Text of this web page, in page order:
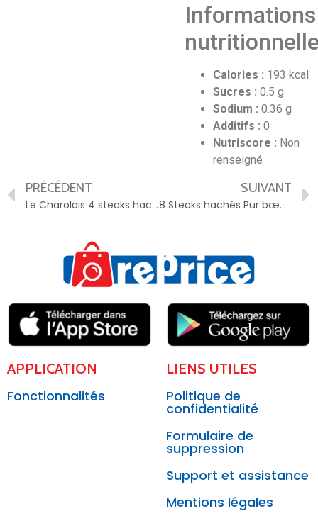
Informations
Calories : 193 kcal
Sucres : 0.5 g
Sodium : 0.36 g
Additifs : 0
Nutriscore : Non
renseigné
PRÉCÉDENT
Le Charolais 4 steaks hachés Façon Bouchère – 3560070427918
SUIVANT
8 Steaks hachés Pur bœuf – 3560071263225
APPLICATION
Fonctionnalités
LIENS UTILES
Politique de
confidentialité
Formulaire de
suppression
Support et assistance
Mentions légales